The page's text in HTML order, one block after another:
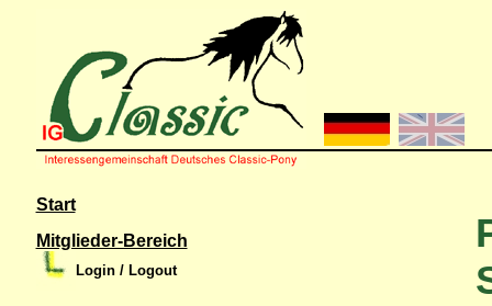
Start
Mitglieder-Bereich
Login / Logout